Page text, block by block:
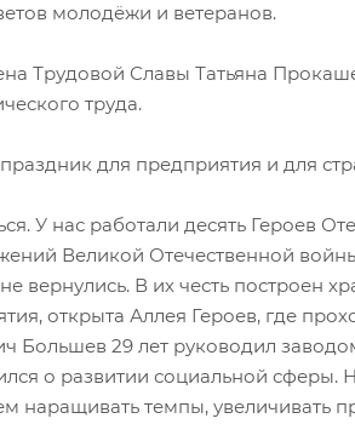
молодёжи и ветеранов.
Трудовой Славы Татьяна
труда.
для предприятия и для
У нас работали десять Героев
Великой Отечественной
вернулись. В их честь построен
открыта Аллея Героев, где
Большев 29 лет руководил
о развитии социальной сферы.
наращивать темпы, увеличивать